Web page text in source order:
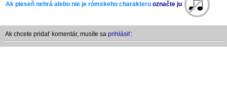
Ak pieseň nehrá alebo nie je rómskeho charakteru označte ju
Ak chcete pridať komentár, musíte sa prihlásiť: